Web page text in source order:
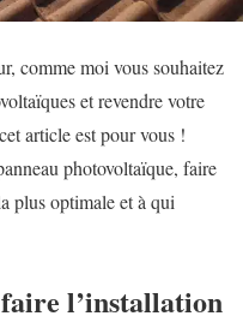
comme moi vous souhaitez
et revendre votre
article est pour vous !
photovoltaïque, faire
plus optimale et à qui
l’installation